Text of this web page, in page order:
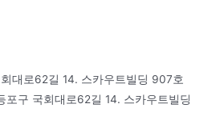
대로62길 14. 스카우트빌딩 907호
포구 국회대로62길 14. 스카우트빌딩